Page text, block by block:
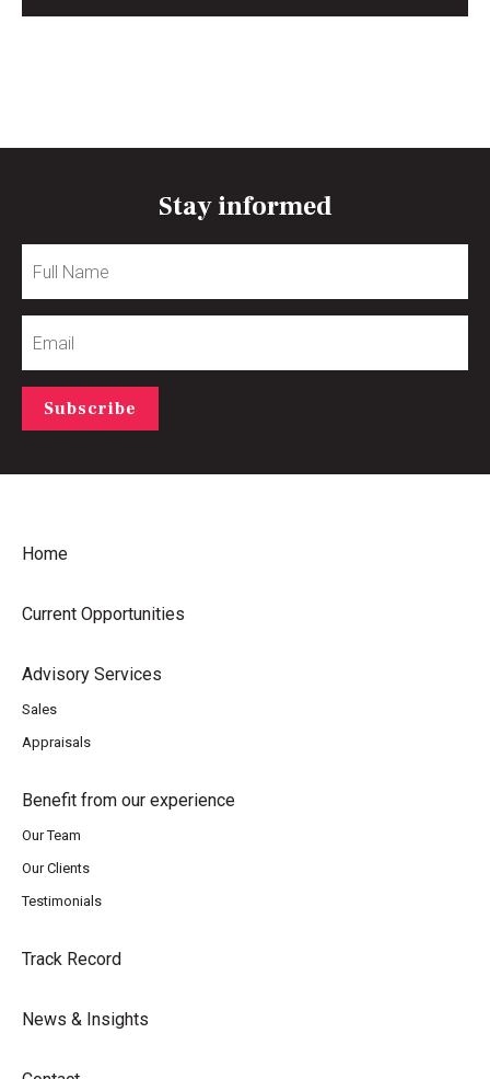
Stay informed
Name
Subscribe
Home
Current Opportunities
Advisory Services
Sales
Appraisals
Benefit from our experience
Our Team
Our Clients
Testimonials
Track Record
News & Insights